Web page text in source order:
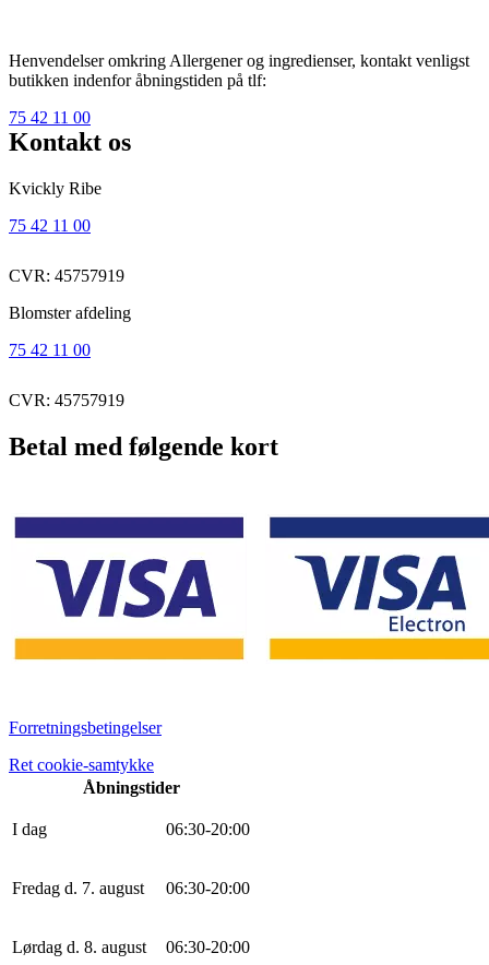
Henvendelser omkring Allergener og ingredienser, kontakt venligst
butikken indenfor åbningstiden på tlf:
75 42 11 00
Kontakt os
Kvickly Ribe
75 42 11 00
CVR: 45757919
Blomster afdeling
75 42 11 00
CVR: 45757919
Betal med følgende kort
Forretningsbetingelser
Ret cookie-samtykke
Åbningstider
I dag 06:30-20:00
Fredag d. 7. august 06:30-20:00
Lørdag d. 8. august 06:30-20:00